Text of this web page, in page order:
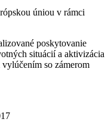
úniou v rámci
poskytovanie
situácií a aktivizácia
so zámerom